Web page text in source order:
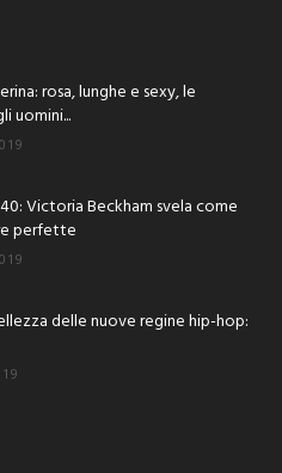
rosa, lunghe e sexy, le
uomini...
Victoria Beckham svela come
perfette
delle nuove regine hip-hop: